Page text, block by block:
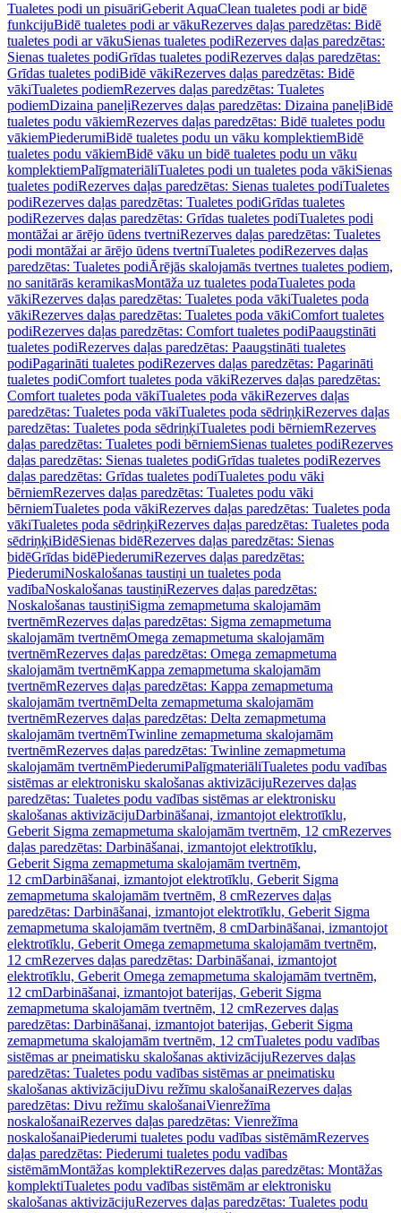
Tualetes podi un pisuāriGeberit AquaClean tualetes podi ar bidē
funkcijuBidē tualetes podi ar vākuRezerves daļas paredzētas: Bidē
tualetes podi ar vākuSienas tualetes podiRezerves daļas paredzētas:
Sienas tualetes podiGrīdas tualetes podiRezerves daļas paredzētas:
Grīdas tualetes podiBidē vākiRezerves daļas paredzētas: Bidē
vākiTualetes podiemRezerves daļas paredzētas: Tualetes
podiemDizaina paneļiRezerves daļas paredzētas: Dizaina paneļiBidē
tualetes podu vākiemRezerves daļas paredzētas: Bidē tualetes podu
vākiemPiederumiBidē tualetes podu un vāku komplektiemBidē
tualetes podu vākiemBidē vāku un bidē tualetes podu un vāku
komplektiemPalīgmateriāliTualetes podi un tualetes poda vākiSienas
tualetes podiRezerves daļas paredzētas: Sienas tualetes podiTualetes
podiRezerves daļas paredzētas: Tualetes podiGrīdas tualetes
podiRezerves daļas paredzētas: Grīdas tualetes podiTualetes podi
montāžai ar ārējo ūdens tvertniRezerves daļas paredzētas: Tualetes
podi montāžai ar ārējo ūdens tvertniTualetes podiRezerves daļas
paredzētas: Tualetes podiĀrējās skalojamās tvertnes tualetes podiem,
no sanitārās keramikasMontāža uz tualetes podaTualetes poda
vākiRezerves daļas paredzētas: Tualetes poda vākiTualetes poda
vākiRezerves daļas paredzētas: Tualetes poda vākiComfort tualetes
podiRezerves daļas paredzētas: Comfort tualetes podiPaaugstināti
tualetes podiRezerves daļas paredzētas: Paaugstināti tualetes
podiPagarināti tualetes podiRezerves daļas paredzētas: Pagarināti
tualetes podiComfort tualetes poda vākiRezerves daļas paredzētas:
Comfort tualetes poda vākiTualetes poda vākiRezerves daļas
paredzētas: Tualetes poda vākiTualetes poda sēdriņķiRezerves daļas
paredzētas: Tualetes poda sēdriņķiTualetes podi bērniemRezerves
daļas paredzētas: Tualetes podi bērniemSienas tualetes podiRezerves
daļas paredzētas: Sienas tualetes podiGrīdas tualetes podiRezerves
daļas paredzētas: Grīdas tualetes podiTualetes podu vāki
bērniemRezerves daļas paredzētas: Tualetes podu vāki
bērniemTualetes poda vākiRezerves daļas paredzētas: Tualetes poda
vākiTualetes poda sēdriņķiRezerves daļas paredzētas: Tualetes poda
sēdriņķiBidēSienas bidēRezerves daļas paredzētas: Sienas
bidēGrīdas bidēPiederumiRezerves daļas paredzētas:
PiederumiNoskalošanas taustiņi un tualetes poda
vadībaNoskalošanas taustiņiRezerves daļas paredzētas:
Noskalošanas taustiņiSigma zemapmetuma skalojamām
tvertnēmRezerves daļas paredzētas: Sigma zemapmetuma
skalojamām tvertnēmOmega zemapmetuma skalojamām
tvertnēmRezerves daļas paredzētas: Omega zemapmetuma
skalojamām tvertnēmKappa zemapmetuma skalojamām
tvertnēmRezerves daļas paredzētas: Kappa zemapmetuma
skalojamām tvertnēmDelta zemapmetuma skalojamām
tvertnēmRezerves daļas paredzētas: Delta zemapmetuma
skalojamām tvertnēmTwinline zemapmetuma skalojamām
tvertnēmRezerves daļas paredzētas: Twinline zemapmetuma
skalojamām tvertnēmPiederumiPalīgmateriāliTualetes podu vadības
sistēmas ar elektronisku skalošanas aktivizācijuRezerves daļas
paredzētas: Tualetes podu vadības sistēmas ar elektronisku
skalošanas aktivizācijuDarbināšanai, izmantojot elektrotīklu,
Geberit Sigma zemapmetuma skalojamām tvertnēm, 12 cmRezerves
daļas paredzētas: Darbināšanai, izmantojot elektrotīklu,
Geberit Sigma zemapmetuma skalojamām tvertnēm,
12 cmDarbināšanai, izmantojot elektrotīklu, Geberit Sigma
zemapmetuma skalojamām tvertnēm, 8 cmRezerves daļas
paredzētas: Darbināšanai, izmantojot elektrotīklu, Geberit Sigma
zemapmetuma skalojamām tvertnēm, 8 cmDarbināšanai, izmantojot
elektrotīklu, Geberit Omega zemapmetuma skalojamām tvertnēm,
12 cmRezerves daļas paredzētas: Darbināšanai, izmantojot
elektrotīklu, Geberit Omega zemapmetuma skalojamām tvertnēm,
12 cmDarbināšanai, izmantojot baterijas, Geberit Sigma
zemapmetuma skalojamām tvertnēm, 12 cmRezerves daļas
paredzētas: Darbināšanai, izmantojot baterijas, Geberit Sigma
zemapmetuma skalojamām tvertnēm, 12 cmTualetes podu vadības
sistēmas ar pneimatisku skalošanas aktivizācijuRezerves daļas
paredzētas: Tualetes podu vadības sistēmas ar pneimatisku
skalošanas aktivizācijuDivu režīmu skalošanaiRezerves daļas
paredzētas: Divu režīmu skalošanaiVienrežīma
noskalošanaiRezerves daļas paredzētas: Vienrežīma
noskalošanaiPiederumi tualetes podu vadības sistēmāmRezerves
daļas paredzētas: Piederumi tualetes podu vadības
sistēmāmMontāžas komplektiRezerves daļas paredzētas: Montāžas
komplektiTualetes podu vadības sistēmām ar elektronisku
skalošanas aktivizācijuRezerves daļas paredzētas: Tualetes podu